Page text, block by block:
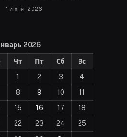
1 июня, 2026
2026
Чт Пт Сб
Вс
1
2 3
4
8 9 10
11
15 16 17
18
22 23 24
25